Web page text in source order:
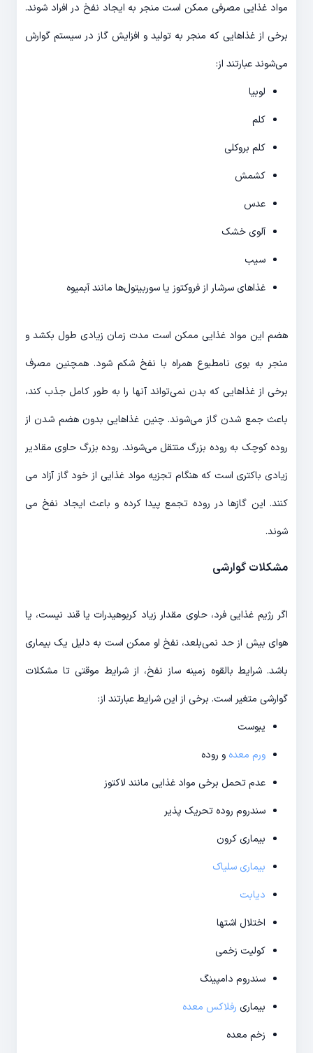
مواد غذایی مصرفی ممکن است منجر به ایجاد نفخ در افراد شوند.
برخی از غذاهایی که منجر به تولید و افزایش گاز در سیستم گوارش
می‌­شوند عبارتند از:
لوبیا
کلم
کلم بروکلی
کشمش
عدس
آلوی خشک
سیب
غذاهای سرشار از فروکتوز یا سوربیتول‌­ها مانند آبمیوه
هضم این مواد غذایی ممکن است مدت زمان زیادی طول بکشد و
منجر به بوی نامطبوع همراه با نفخ شکم شود. هم­چنین مصرف
برخی از غذاهایی که بدن نمی‌­تواند آن­ها را به طور کامل جذب کند،
باعث جمع شدن گاز می­‌شوند. چنین غذاهایی بدون هضم شدن از
روده کوچک به روده بزرگ منتقل می­‌شوند. روده بزرگ حاوی مقادیر
زیادی باکتری است که هنگام تجزیه مواد غذایی از خود گاز آزاد می­‌
کنند. این گازها در روده تجمع پیدا کرده و باعث ایجاد نفخ می­‌
شوند.
مشکلات گوارشی
اگر رژیم غذایی فرد، حاوی مقدار زیاد کربوهیدرات یا قند نیست، یا
هوای بیش از حد نمی‌­بلعد، نفخ او ممکن است به دلیل یک بیماری
باشد. شرایط بالقوه زمینه ساز نفخ، از شرایط موقتی تا مشکلات
گوارشی متغیر است. برخی از این شرایط عبارتند از:
یبوست
ورم معده و روده
عدم تحمل برخی مواد غذایی مانند لاکتوز
سندروم روده تحریک پذیر
بیماری کرون
بیماری سلیاک
دیابت
اختلال اشتها
کولیت زخمی
سندروم دامپینگ
بیماری رفلاکس معده
زخم معده